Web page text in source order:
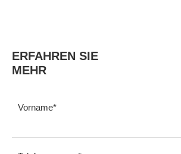
ERFAHREN SIE
MEHR
Vorname